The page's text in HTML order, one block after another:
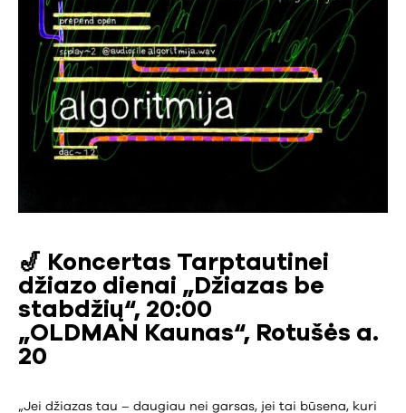
🎷
Koncertas Tarptautinei
džiazo dienai „Džiazas be
stabdžių“, 20:00
„OLDMAN Kaunas“, Rotušės a.
20
„Jei džiazas tau – daugiau nei garsas, jei tai būsena, kuri